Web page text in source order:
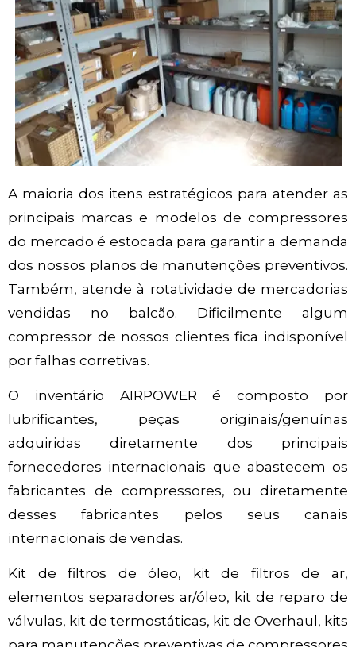
A maioria dos itens estratégicos para atender as
principais marcas e modelos de compressores
do mercado é estocada para garantir a demanda
dos nossos planos de manutenções preventivos.
Também, atende à rotatividade de mercadorias
vendidas no balcão. Dificilmente algum
compressor de nossos clientes fica indisponível
por falhas corretivas.
O inventário AIRPOWER é composto por
lubrificantes, peças originais/genuínas
adquiridas diretamente dos principais
fornecedores internacionais que abastecem os
fabricantes de compressores, ou diretamente
desses fabricantes pelos seus canais
internacionais de vendas.
Kit de filtros de óleo, kit de filtros de ar,
elementos separadores ar/óleo, kit de reparo de
válvulas, kit de termostáticas, kit de Overhaul, kits